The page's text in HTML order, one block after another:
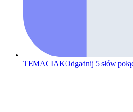
TEMACIAKOdgadnij 5 słów